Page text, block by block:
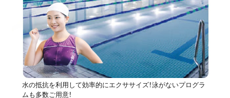
水の抵抗を利用して効率的にエクササイズ！泳がないプログラ
ムも多数ご用意！